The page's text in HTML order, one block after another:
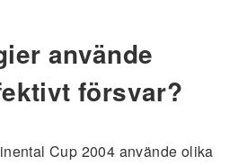
använde
försvar?
Cup 2004 använde olika